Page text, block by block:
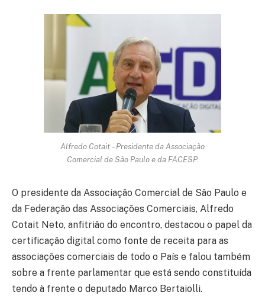
Alfredo Cotait – Presidente da Associação
Comercial de São Paulo e da FACESP.
O presidente da Associação Comercial de São Paulo e
da Federação das Associações Comerciais, Alfredo
Cotait Neto, anfitrião do encontro, destacou o papel da
certificação digital como fonte de receita para as
associações comerciais de todo o País e falou também
sobre a frente parlamentar que está sendo constituída
tendo à frente o deputado Marco Bertaiolli.